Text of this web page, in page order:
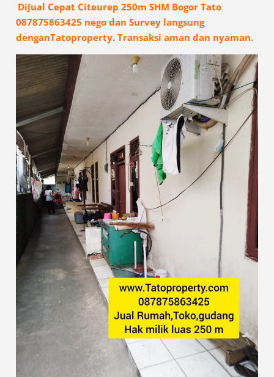
DiJual Cepat Citeurep 250m SHM Bogor Tato
087875863425 nego dan Survey langsung
denganTatoproperty. Transaksi aman dan nyaman.